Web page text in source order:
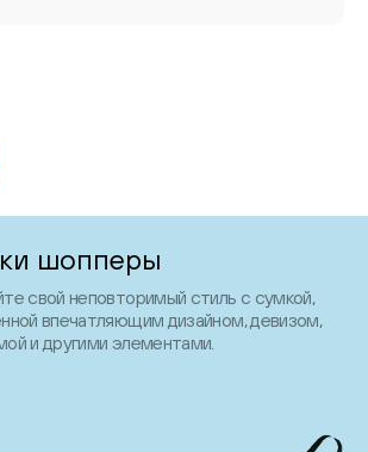
шопперы
свой неповторимый стиль с сумкой,
впечатляющим дизайном, девизом,
и другими элементами.